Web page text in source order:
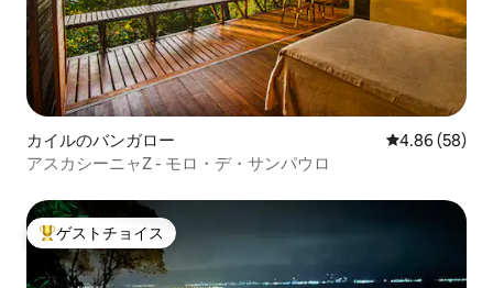
カイルのバンガロー レビュー58
4.86 (58)
アスカシーニャZ - モロ・デ・サンパウロ
大好評のゲストチョイスです。
ゲストチョイス